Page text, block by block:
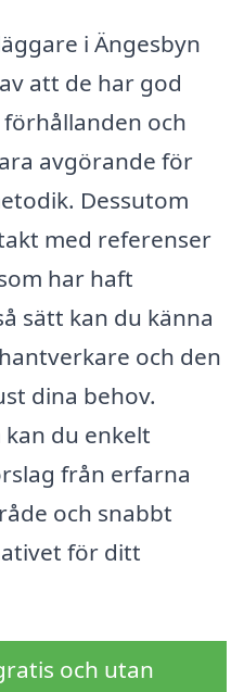
i Ängesbyn
att de har god
och
avgörande för
Dessutom
med referenser
har haft
sätt kan du känna
och den
dina behov.
du enkelt
från erfarna
och snabbt
för ditt
och utan